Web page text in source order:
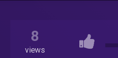
8
views